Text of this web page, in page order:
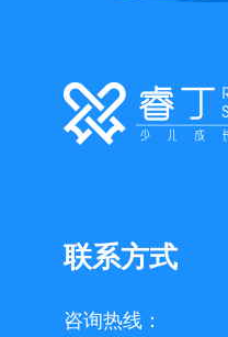
联系方式
咨询热线：